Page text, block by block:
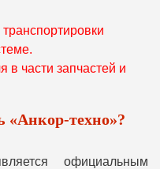
в части запчастей и
«Анкор-техно»?
официальным